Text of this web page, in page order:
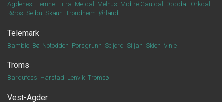
Agdenes Hemne Hitra Meldal Melhus Midtre Gauldal Oppdal
Orkdal
Røros Selbu Skaun Trondheim Ørland
Telemark
Bamble Bø Notodden Porsgrunn Seljord Siljan Skien Vinje
Troms
Bardufoss Harstad Lenvik Tromsø
Vest-Agder